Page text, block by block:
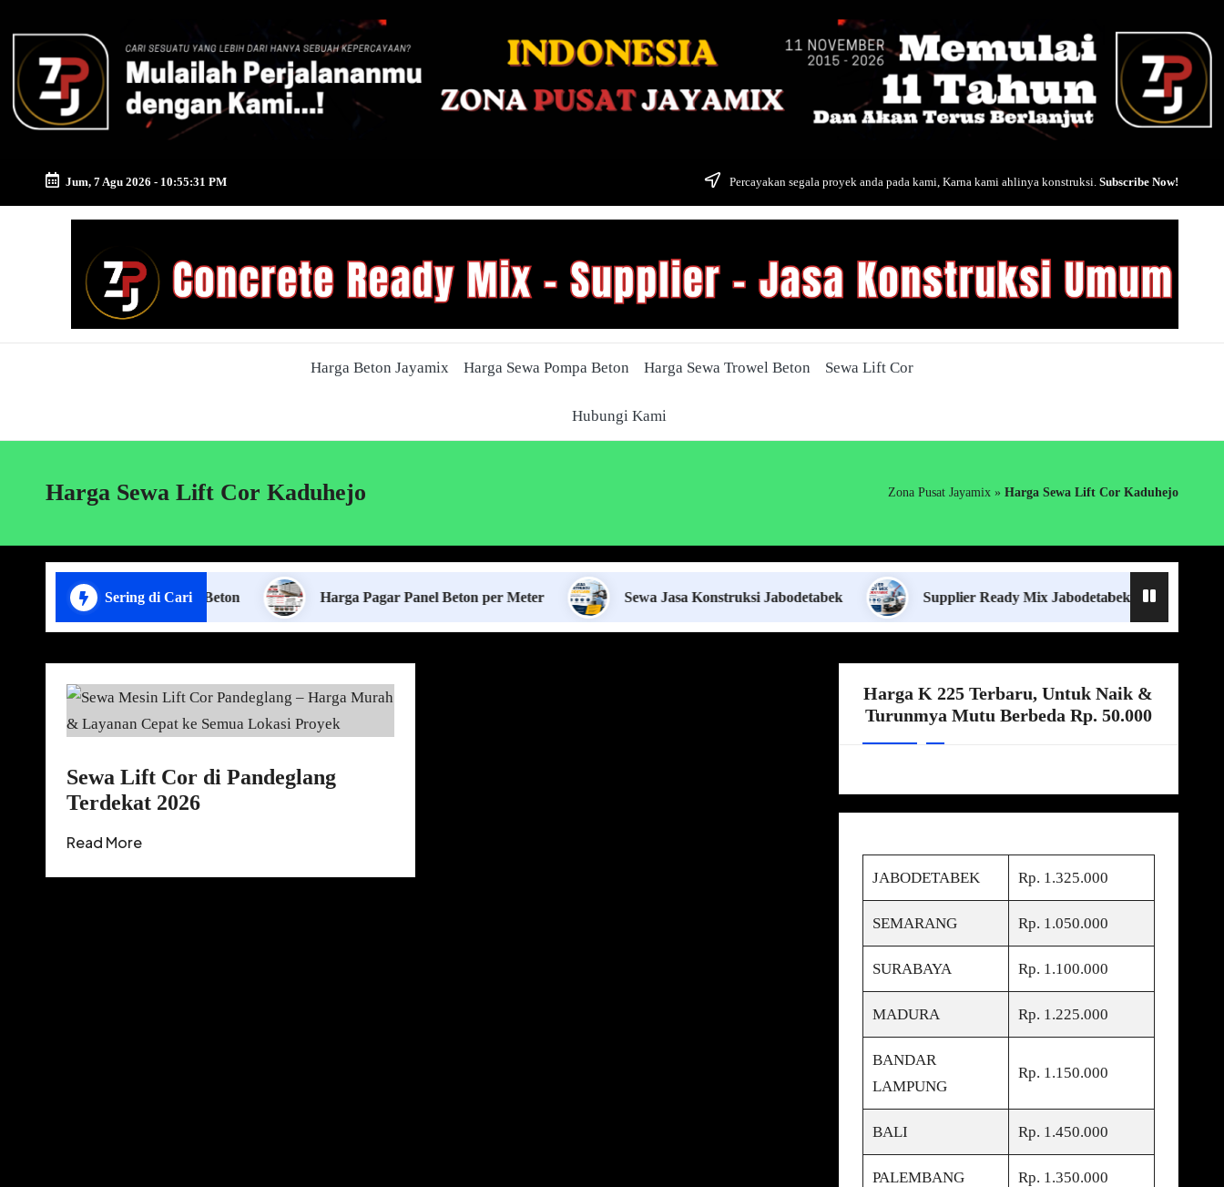
content
Jum, 7 Agu 2026 - 10:55:32 PM Percayakan segala proyek anda pada kami, Karna kami ahlinya konstruksi. Subscribe Now!
Harga Beton Jayamix Harga Sewa Pompa Beton Harga Sewa Trowel Beton Sewa Lift Cor
Hubungi Kami
Harga Sewa Lift Cor Kaduhejo Zona Pusat Jayamix » Harga Sewa Lift Cor Kaduhejo
Sering di Cari
Pasang Pagar Panel Beton Harga Pagar Panel Beton per Meter Sewa Jasa Konstruksi Jabodetabek Supplier Ready Mix Jabodetabek
Sewa Lift Cor di Pandeglang
Terdekat 2026
Read More
Harga K 225 Terbaru, Untuk Naik &
Turunmya Mutu Berbeda Rp. 50.000
JABODETABEK Rp. 1.325.000
SEMARANG Rp. 1.050.000
SURABAYA Rp. 1.100.000
MADURA Rp. 1.225.000
BANDAR
LAMPUNG
Rp. 1.150.000
BALI Rp. 1.450.000
PALEMBANG Rp. 1.350.000